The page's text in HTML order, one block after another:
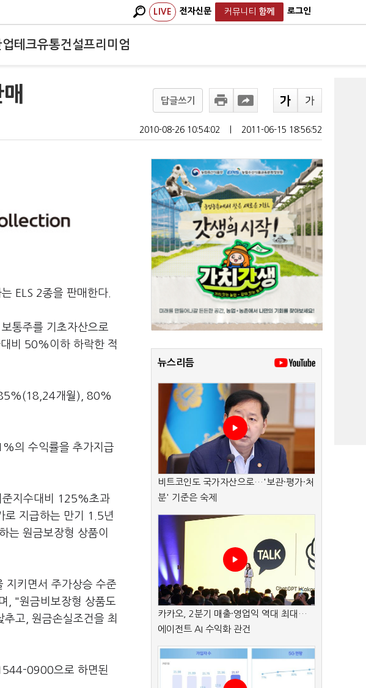
LIVE 전자신문 커뮤니티 함께 로그인
테크유통건설프리미엄
답글쓰기
2010-08-26 10:54:02 2011-06-15 18:56:52
ELS 2종을 판매한다.
통주를 기초자산으로
비 50%이하 하락한 적
85%(18,24개월), 80%
의 수익률을 추가지급
준지수대비 125%초과
로 지급하는 만기 1.5년
는 원금보장형 상품이
지키면서 주가상승 수준
, "원금비보장형 상품도
고, 원금손실조건을 최
0900으로 하면된
뉴스리듬
비트코인도 국가자산으로…'보관·평가·처
분' 기준은 숙제
카카오, 2분기 매출·영업익 역대 최대…
에이전트 AI 수익화 관건